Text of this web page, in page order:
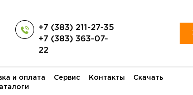
+7 (383) 211-27-35
+7 (383) 363-07-
22
и оплата Сервис Контакты
Скачать